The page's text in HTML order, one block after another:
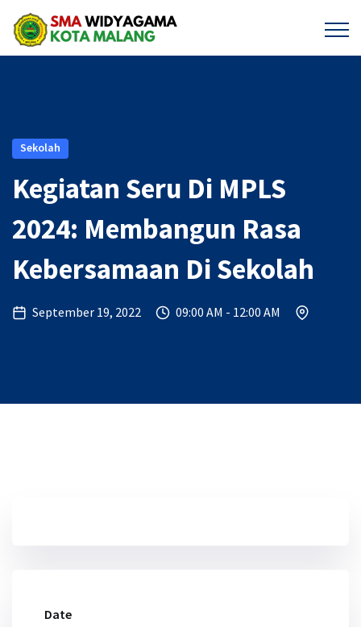
Sekolah
Kegiatan Seru Di MPLS
2024: Membangun Rasa
Kebersamaan Di Sekolah
September 19, 2022 09:00 AM - 12:00 AM
Date